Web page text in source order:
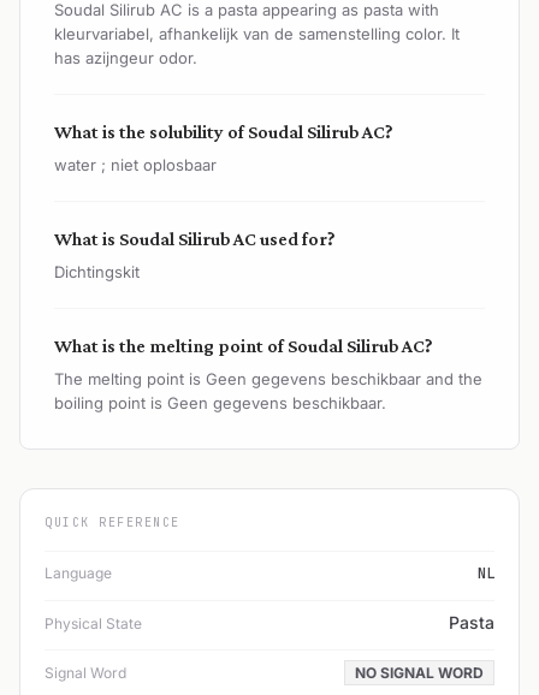
Soudal Silirub AC is a pasta appearing as pasta with
kleurvariabel, afhankelijk van de samenstelling color. It
has azijngeur odor.
What is the solubility of Soudal Silirub AC?
water ; niet oplosbaar
What is Soudal Silirub AC used for?
Dichtingskit
What is the melting point of Soudal Silirub AC?
The melting point is Geen gegevens beschikbaar and the
boiling point is Geen gegevens beschikbaar.
QUICK REFERENCE
Language NL
Physical State Pasta
Signal Word NO SIGNAL WORD